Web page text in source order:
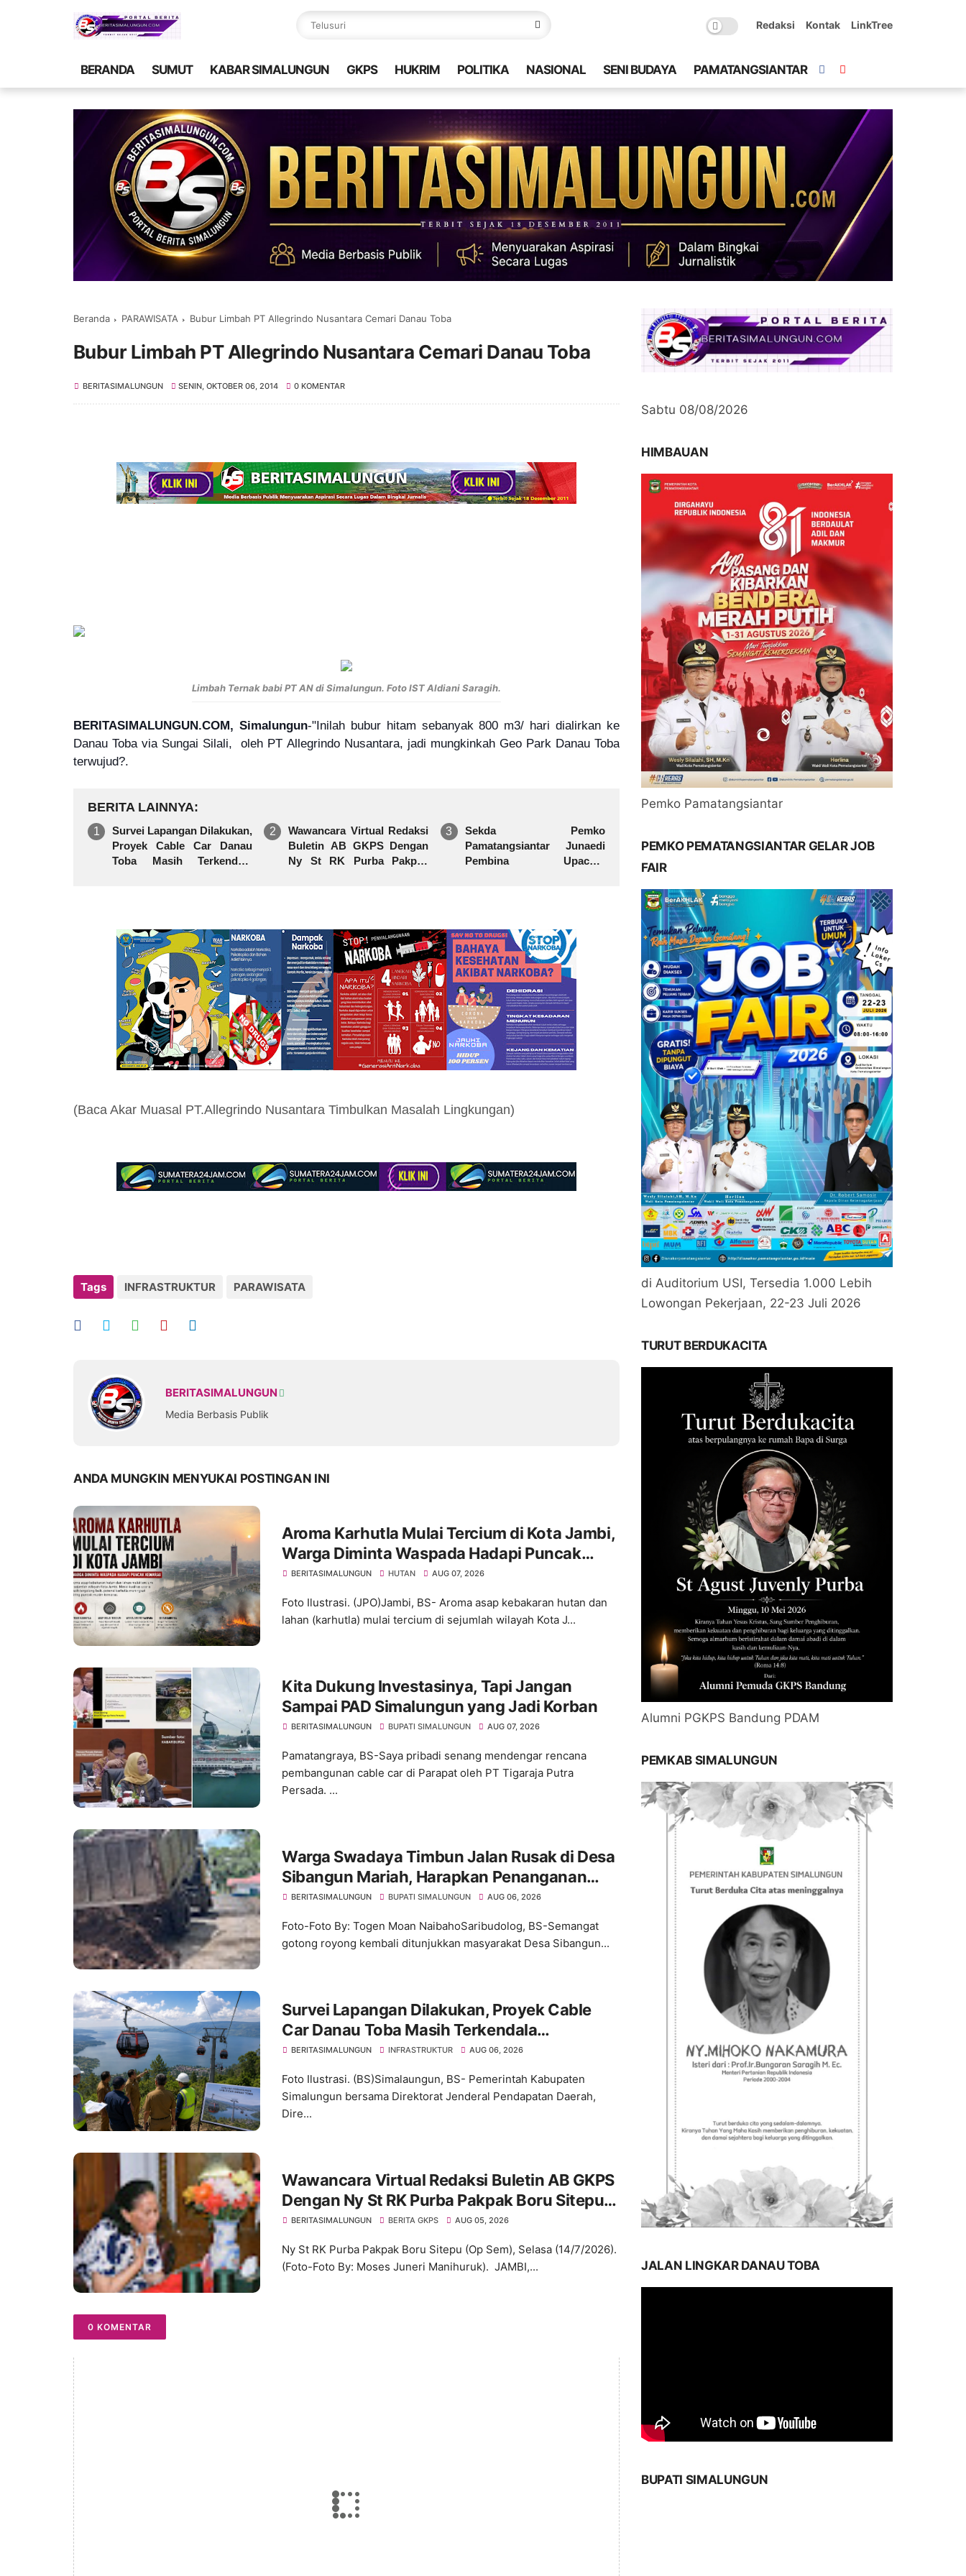
Redaksi Kontak LinkTree
BERANDA SUMUT KABAR SIMALUNGUN GKPS HUKRIM POLITIKA NASIONAL SENI BUDAYA PAMATANGSIANTAR
Beranda PARAWISATA Bubur Limbah PT Allegrindo Nusantara Cemari Danau Toba
Bubur Limbah PT Allegrindo Nusantara Cemari Danau Toba
BERITASIMALUNGUN SENIN, OKTOBER 06, 2014 0 KOMENTAR
Limbah Ternak babi PT AN di Simalungun. Foto IST Aldiani Saragih.
BERITASIMALUNGUN.COM, Simalungun-"Inilah bubur hitam sebanyak 800 m3/ hari dialirkan ke
Danau Toba via Sungai Silali, oleh PT Allegrindo Nusantara, jadi mungkinkah Geo Park Danau Toba
terwujud?.
BERITA LAINNYA
Survei Lapangan Dilakukan,
Proyek Cable Car Danau
Toba Masih Terkendala
Wawancara Virtual Redaksi
Buletin AB GKPS Dengan
Ny St RK Purba Pakpak
Sekda Pemko
Pamatangsiantar Junaedi
Pembina Upacara
(Baca Akar Muasal PT.Allegrindo Nusantara Timbulkan Masalah Lingkungan)
Tags INFRASTRUKTUR PARAWISATA
BERITASIMALUNGUN
Media Berbasis Publik
ANDA MUNGKIN MENYUKAI POSTINGAN INI
Aroma Karhutla Mulai Tercium di Kota Jambi,
Warga Diminta Waspada Hadapi Puncak
Kemarau
BERITASIMALUNGUN HUTAN AUG 07, 2026
Foto Ilustrasi. (JPO)Jambi, BS- Aroma asap kebakaran hutan dan
lahan (karhutla) mulai tercium di sejumlah wilayah Kota J...
Kita Dukung Investasinya, Tapi Jangan
Sampai PAD Simalungun yang Jadi Korban
BERITASIMALUNGUN BUPATI SIMALUNGUN AUG 07, 2026
Pamatangraya, BS-Saya pribadi senang mendengar rencana
pembangunan cable car di Parapat oleh PT Tigaraja Putra
Persada. ...
Warga Swadaya Timbun Jalan Rusak di Desa
Sibangun Mariah, Harapkan Penanganan
Permanen dari Pemerintah
BERITASIMALUNGUN BUPATI SIMALUNGUN AUG 06, 2026
Foto-Foto By: Togen Moan NaibahoSaribudolog, BS-Semangat
gotong royong kembali ditunjukkan masyarakat Desa Sibangun...
Survei Lapangan Dilakukan, Proyek Cable
Car Danau Toba Masih Terkendala
Pembebasan BPHTB di Sebagian Lahan
BERITASIMALUNGUN INFRASTRUKTUR AUG 06, 2026
Foto Ilustrasi. (BS)Simalaungun, BS- Pemerintah Kabupaten
Simalungun bersama Direktorat Jenderal Pendapatan Daerah,
Dire...
Wawancara Virtual Redaksi Buletin AB GKPS
Dengan Ny St RK Purba Pakpak Boru Sitepu
(Op Sem) "Bekerjalah Dengan Tulus"
BERITASIMALUNGUN BERITA GKPS AUG 05, 2026
Ny St RK Purba Pakpak Boru Sitepu (Op Sem), Selasa (14/7/2026).
(Foto-Foto By: Moses Juneri Manihuruk). JAMBI,...
0 KOMENTAR
Sabtu 08/08/2026
HIMBAUAN
Pemko Pamatangsiantar
PEMKO PEMATANGSIANTAR GELAR JOB
FAIR
di Auditorium USI, Tersedia 1.000 Lebih
Lowongan Pekerjaan, 22-23 Juli 2026
TURUT BERDUKACITA
Alumni PGKPS Bandung PDAM
PEMKAB SIMALUNGUN
JALAN LINGKAR DANAU TOBA
BUPATI SIMALUNGUN